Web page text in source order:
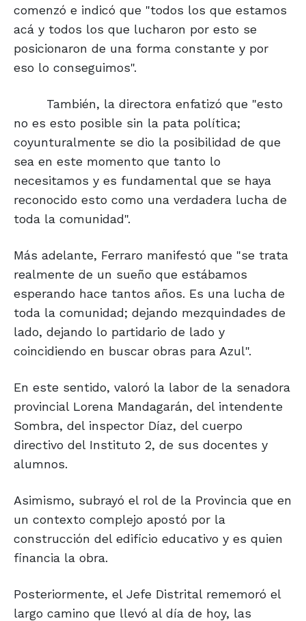
comenzó e indicó que "todos los que estamos
acá y todos los que lucharon por esto se
posicionaron de una forma constante y por
eso lo conseguimos".
También, la directora enfatizó que "esto
no es esto posible sin la pata política;
coyunturalmente se dio la posibilidad de que
sea en este momento que tanto lo
necesitamos y es fundamental que se haya
reconocido esto como una verdadera lucha de
toda la comunidad".
Más adelante, Ferraro manifestó que "se trata
realmente de un sueño que estábamos
esperando hace tantos años. Es una lucha de
toda la comunidad; dejando mezquindades de
lado, dejando lo partidario de lado y
coincidiendo en buscar obras para Azul".
En este sentido, valoró la labor de la senadora
provincial Lorena Mandagarán, del intendente
Sombra, del inspector Díaz, del cuerpo
directivo del Instituto 2, de sus docentes y
alumnos.
Asimismo, subrayó el rol de la Provincia que en
un contexto complejo apostó por la
construcción del edificio educativo y es quien
financia la obra.
Posteriormente, el Jefe Distrital rememoró el
largo camino que llevó al día de hoy, las